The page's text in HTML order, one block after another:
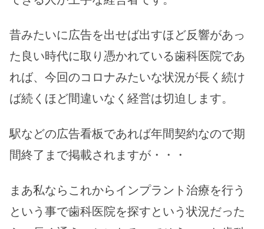
昔みたいに広告を出せば出すほど反響があっ
た良い時代に取り憑かれている歯科医院であ
れば、今回のコロナみたいな状況が長く続け
ば続くほど間違いなく経営は切迫します。
駅などの広告看板であれば年間契約なので期
間終了まで掲載されますが・・・
まあ私ならこれからインプラント治療を行う
という事で歯科医院を探すという状況だった